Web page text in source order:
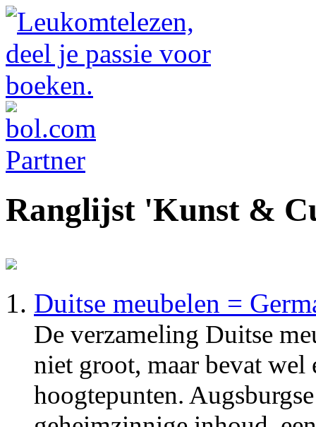
Ranglijst 'Kunst &
Duitse meubelen =
De verzameling Duitse
niet groot, maar bevat
hoogtepunten.